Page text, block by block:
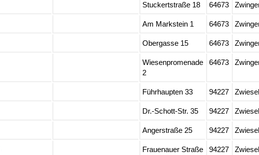
Stuckertstraße 18 64673
Am Markstein 1 64673
Obergasse 15 64673
Wiesenpromenade
2
64673
Führhaupten 33 94227 Zwiesel
Dr.-Schott-Str. 35 94227 Zwiesel
Angerstraße 25 94227 Zwiesel
Frauenauer Straße
94227 Zwiesel